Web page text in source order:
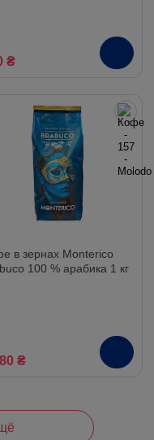
₴
в зернах Monterico
100 % арабика 1 кг
₴